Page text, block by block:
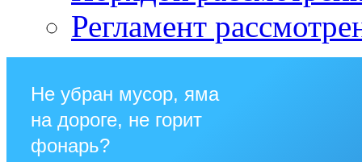
Регламент
Не убран мусор, яма
на дороге, не горит
фонарь?